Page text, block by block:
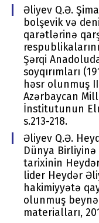
Əliyev Q.Ə.
bolşevik və
qarətlərinə
Şərqi
soyqırımları
həsr olunmuş
Azərbaycan
İnstitutunun
s.213-218.
Əliyev Q.Ə.
Dünya Birliyinə
tarixinin
lider Heydər
hakimiyyətə
olunmuş
materialları,